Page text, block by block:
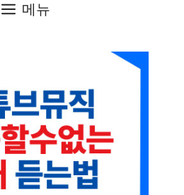
메뉴